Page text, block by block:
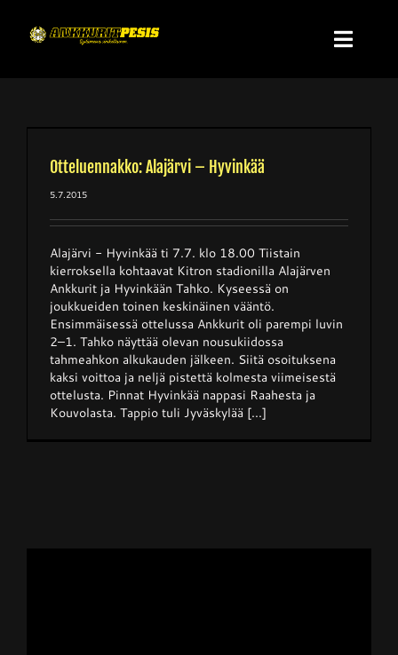
content
Uutiset
Miesten Superpesis
Naisten Ykköspesis
Suomensarja
Nuorten Superpesis
Otteluennakko: Alajärvi – Hyvinkää
5.7.2015
Alajärvi - Hyvinkää ti 7.7. klo 18.00 Tiistain
kierroksella kohtaavat Kitron stadionilla Alajärven
Ankkurit ja Hyvinkään Tahko. Kyseessä on
joukkueiden toinen keskinäinen vääntö.
Ensimmäisessä ottelussa Ankkurit oli parempi luvin
2–1. Tahko näyttää olevan nousukiidossa
tahmeahkon alkukauden jälkeen. Siitä osoituksena
kaksi voittoa ja neljä pistettä kolmesta viimeisestä
ottelusta. Pinnat Hyvinkää nappasi Raahesta ja
Kouvolasta. Tappio tuli Jyväskylää [...]